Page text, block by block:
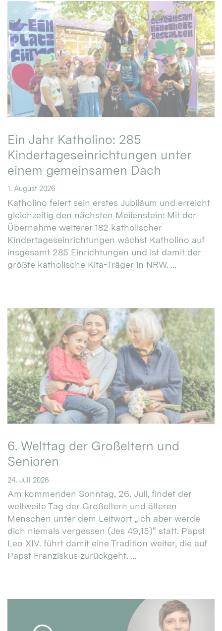
Ein Jahr Katholino: 285
Kindertageseinrichtungen unter
einem gemeinsamen Dach
1. August 2026
Katholino feiert sein erstes Jubiläum und erreicht
gleichzeitig den nächsten Meilenstein: Mit der
Übernahme weiterer 182 katholischer
Kindertageseinrichtungen wächst Katholino auf
insgesamt 285 Einrichtungen und ist damit der
größte katholische Kita-Träger in NRW. ...
6. Welttag der Großeltern und
Senioren
24. Juli 2026
Am kommenden Sonntag, 26. Juli, findet der
weltweite Tag der Großeltern und älteren
Menschen unter dem Leitwort „Ich aber werde
dich niemals vergessen (Jes 49,15)“ statt. Papst
Leo XIV. führt damit eine Tradition weiter, die auf
Papst Franziskus zurückgeht. ...